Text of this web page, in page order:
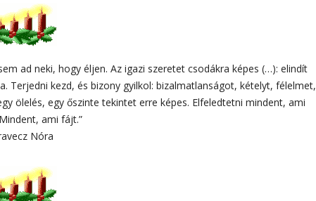
ad neki, hogy éljen. Az igazi szeretet csodákra képes (…): elindít
Terjedni kezd, és bizony gyilkol: bizalmatlanságot, kételyt, félelmet,
ölelés, egy őszinte tekintet erre képes. Elfeledtetni mindent, ami
ami fájt.”
Nóra